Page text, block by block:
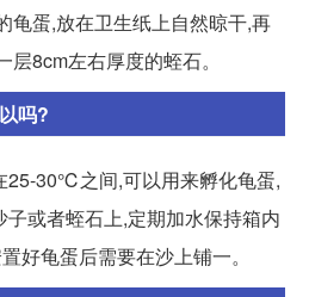
龟蛋,放在卫生纸上自然晾干,再
8cm左右厚度的蛭石。
吗?
25-30℃之间,可以用来孵化龟蛋,
或者蛭石上,定期加水保持箱内
好龟蛋后需要在沙上铺一。